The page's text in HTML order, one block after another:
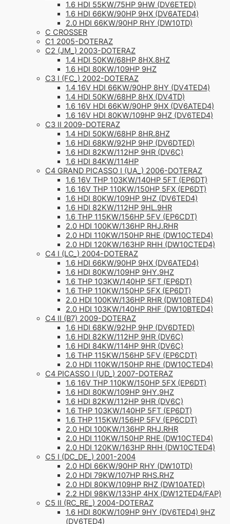
1.6 HDI 55KW/75HP 9HW (DV6ETED)
1.6 HDI 66KW/90HP 9HX (DV6ATED4)
2.0 HDI 66KW/90HP RHY (DW10TD)
C CROSSER
C1 2005-DOTERAZ
C2 (JM_) 2003-DOTERAZ
1.4 HDI 50KW/68HP 8HX.8HZ
1.6 HDI 80KW/109HP 9HZ
C3 I (FC_) 2002-DOTERAZ
1.4 16V HDI 66KW/90HP 8HY (DV4TED4)
1.4 HDI 50KW/68HP 8HX (DV4TD)
1.6 16V HDI 66KW/90HP 9HX (DV6ATED4)
1.6 16V HDI 80KW/109HP 9HZ (DV6TED4)
C3 II 2009-DOTERAZ
1.4 HDI 50KW/68HP 8HR.8HZ
1.6 HDI 68KW/92HP 9HP (DV6DTED)
1.6 HDI 82KW/112HP 9HR (DV6C)
1.6 HDI 84KW/114HP
C4 GRAND PICASSO I (UA_) 2006-DOTERAZ
1.6 16V THP 103KW/140HP 5FT (EP6DT)
1.6 16V THP 110KW/150HP 5FX (EP6DT)
1.6 HDI 80KW/109HP 9HZ (DV6TED4)
1.6 HDI 82KW/112HP 9HL.9HR
1.6 THP 115KW/156HP 5FV (EP6CDT)
2.0 HDI 100KW/136HP RHJ.RHR
2.0 HDI 110KW/150HP RHE (DW10CTED4)
2.0 HDI 120KW/163HP RHH (DW10CTED4)
C4 I (LC_) 2004-DOTERAZ
1.6 HDI 66KW/90HP 9HX (DV6ATED4)
1.6 HDI 80KW/109HP 9HY.9HZ
1.6 THP 103KW/140HP 5FT (EP6DT)
1.6 THP 110KW/150HP 5FX (EP6DT)
2.0 HDI 100KW/136HP RHR (DW10BTED4)
2.0 HDI 103KW/140HP RHF (DW10BTED4)
C4 II (B7) 2009-DOTERAZ
1.6 HDI 68KW/92HP 9HP (DV6DTED)
1.6 HDI 82KW/112HP 9HR (DV6C)
1.6 HDI 84KW/114HP 9HR (DV6C)
1.6 THP 115KW/156HP 5FV (EP6CDT)
2.0 HDI 110KW/150HP RHE (DW10CTED4)
C4 PICASSO I (UD_) 2007-DOTERAZ
1.6 16V THP 110KW/150HP 5FX (EP6DT)
1.6 HDI 80KW/109HP 9HY.9HZ
1.6 HDI 82KW/112HP 9HR (DV6C)
1.6 THP 103KW/140HP 5FT (EP6DT)
1.6 THP 115KW/156HP 5FV (EP6CDT)
2.0 HDI 100KW/136HP RHJ.RHR
2.0 HDI 110KW/150HP RHE (DW10CTED4)
2.0 HDI 120KW/163HP RHH (DW10CTED4)
C5 I (DC_DE_) 2001-2004
2.0 HDI 66KW/90HP RHY (DW10TD)
2.0 HDI 79KW/107HP RHS.RHZ
2.0 HDI 80KW/109HP RHZ (DW10ATED)
2.2 HDI 98KW/133HP 4HX (DW12TED4/FAP)
C5 II (RC_RE_) 2004-DOTERAZ
1.6 HDI 80KW/109HP 9HY (DV6TED4) 9HZ
(DV6TED4)